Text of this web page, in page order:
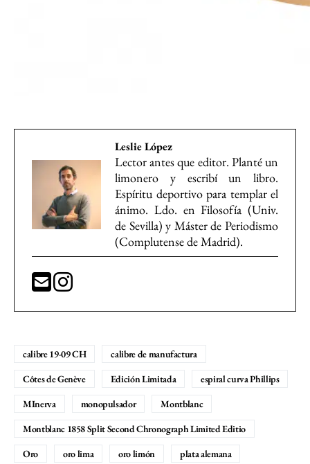
Leslie López
Lector antes que editor. Planté un
limonero y escribí un libro.
Espíritu deportivo para templar el
ánimo. Ldo. en Filosofía (Univ.
de Sevilla) y Máster de Periodismo
(Complutense de Madrid).
calibre 19-09 CH
calibre de manufactura
Côtes de Genève
Edición Limitada
espiral curva Phillips
MInerva
monopulsador
Montblanc
Montblanc 1858 Split Second Chronograph Limited Editio
Oro
oro lima oro limón
plata alemana